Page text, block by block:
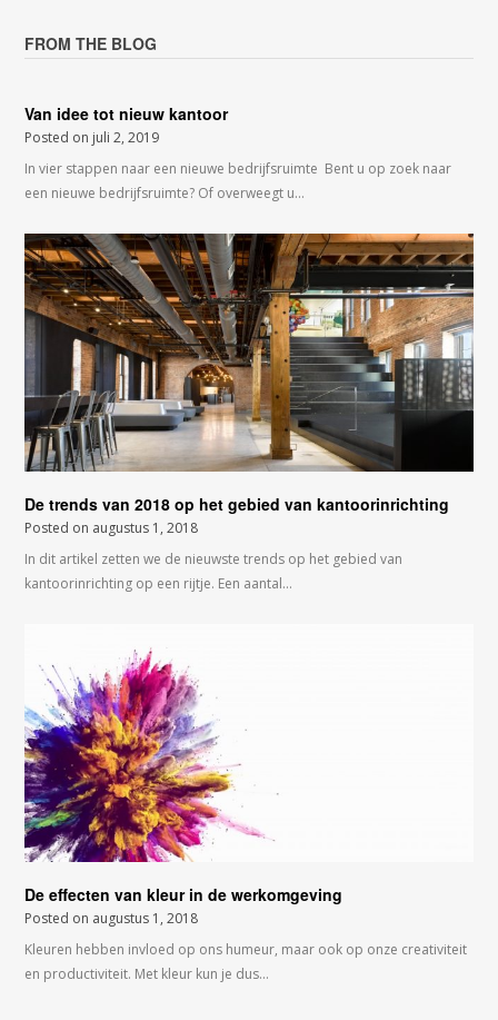
FROM THE BLOG
Van idee tot nieuw kantoor
Posted on juli 2, 2019
In vier stappen naar een nieuwe bedrijfsruimte Bent u op zoek naar
een nieuwe bedrijfsruimte? Of overweegt u…
De trends van 2018 op het gebied van kantoorinrichting
Posted on augustus 1, 2018
In dit artikel zetten we de nieuwste trends op het gebied van
kantoorinrichting op een rijtje. Een aantal…
De effecten van kleur in de werkomgeving
Posted on augustus 1, 2018
Kleuren hebben invloed op ons humeur, maar ook op onze creativiteit
en productiviteit. Met kleur kun je dus…